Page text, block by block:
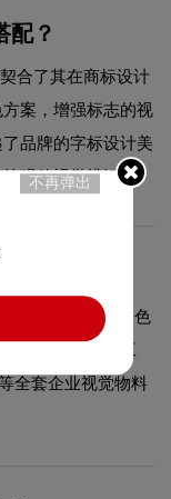
配？
合了其在商标设计
案，增强标志的视
品牌的字标设计美
强的视觉辨识度。
准色规范、辅助色
信封、信纸、工
全套企业视觉物料
不再弹出